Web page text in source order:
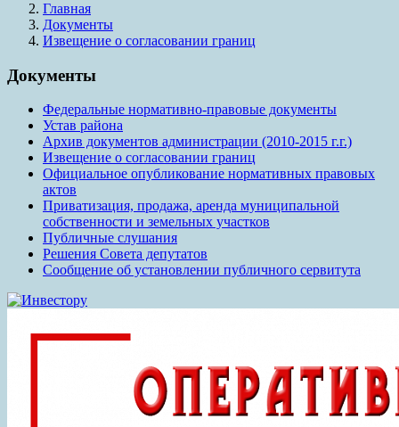
Главная
Документы
Извещение о согласовании границ
Документы
Федеральные нормативно-правовые документы
Устав района
Архив документов администрации (2010-2015 г.г.)
Извещение о согласовании границ
Официальное опубликование нормативных правовых
актов
Приватизация, продажа, аренда муниципальной
собственности и земельных участков
Публичные слушания
Решения Совета депутатов
Сообщение об установлении публичного сервитута